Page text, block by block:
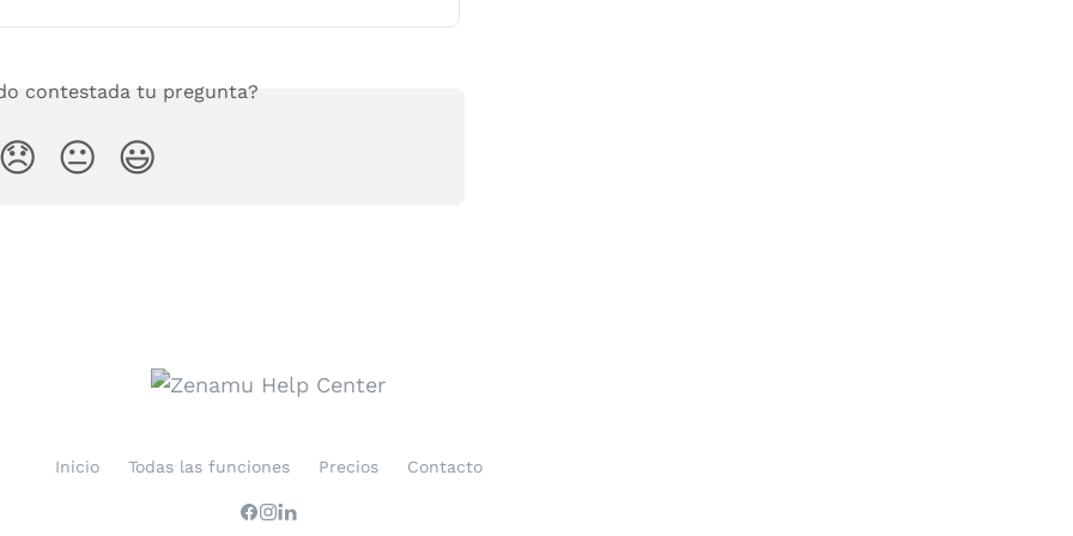
contestada tu pregunta?
😞 😐 😃
Inicio Todas las funciones Precios Contacto